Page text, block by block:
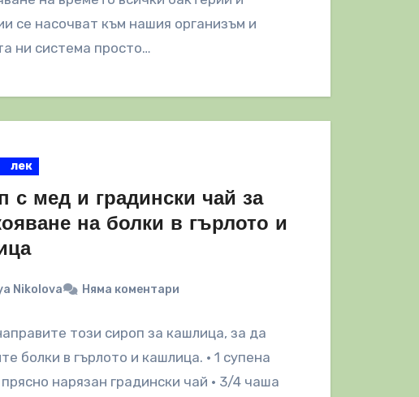
се насочват към нашия организъм и
ни система просто…
лек
с мед и градински чай за
на болки в гърлото и
Nikolova Няма коментари
този сироп за кашлица, за да
болки в гърлото и кашлица. • 1 супена
нарязан градински чай • 3/4 чаша